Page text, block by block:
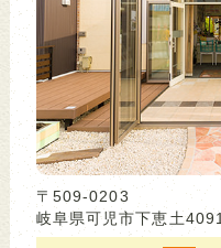
〒509-0203
岐阜県可児市下恵土